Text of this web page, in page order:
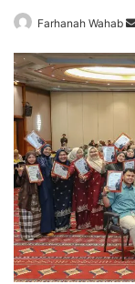
Farhanah Wahab